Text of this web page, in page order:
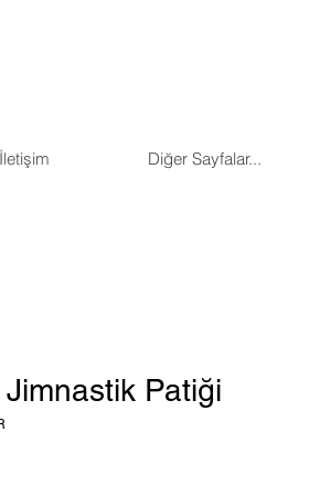
İletişim Diğer Sayfalar...
Patiği